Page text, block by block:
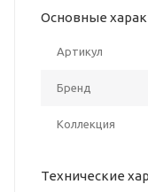
Основные
Артикул
Бренд
Коллекция
Технические